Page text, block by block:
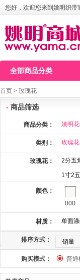
您好，欢迎您来到姚明织带
全部商品分类
首页 > 玫瑰花
- 商品筛选
商品分类： 姚明
类别： 玫瑰花
玫瑰花： 2分五
1寸2
颜色：
000
1080
168-
材质： 单面
排序方式： 销量
购买模式： 普通